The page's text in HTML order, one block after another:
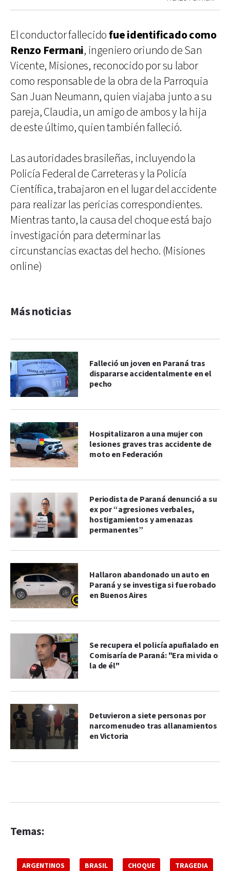
El conductor fallecidofue identificado como
Renzo Fermani, ingeniero oriundo de San
Vicente, Misiones, reconocido por su labor
como responsable de la obra de la Parroquia
San Juan Neumann, quien viajaba junto a su
pareja, Claudia, un amigo de ambos y la hija
de este último, quien también falleció.
Las autoridades brasileñas, incluyendo la
Policía Federal de Carreteras y la Policía
Científica, trabajaron en el lugar del accidente
para realizar las pericias correspondientes.
Mientras tanto, la causa del choque está bajo
investigación para determinar las
circunstancias exactas del hecho. (Misiones
online)
Más noticias
Falleció un joven en Paraná tras
dispararse accidentalmente en el
pecho
Hospitalizaron a una mujer con
lesiones graves tras accidente de
moto en Federación
Periodista de Paraná denunció a su
ex por “agresiones verbales,
hostigamientos y amenazas
permanentes”
Hallaron abandonado un auto en
Paraná y se investiga si fue robado
en Buenos Aires
Se recupera el policía apuñalado en
Comisaría de Paraná: "Era mi vida o
la de él"
Detuvieron a siete personas por
narcomenudeo tras allanamientos
en Victoria
Temas:
ARGENTINOS BRASIL CHOQUE TRAGEDIA